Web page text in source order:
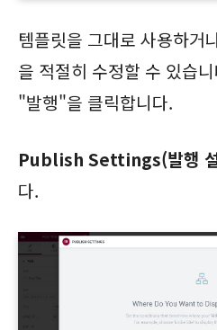
템플릿을 그대로 사용하거
을 적절히 수정할 수 있습
"발행"을 클릭합니다.
Publish Settings(발행
다.